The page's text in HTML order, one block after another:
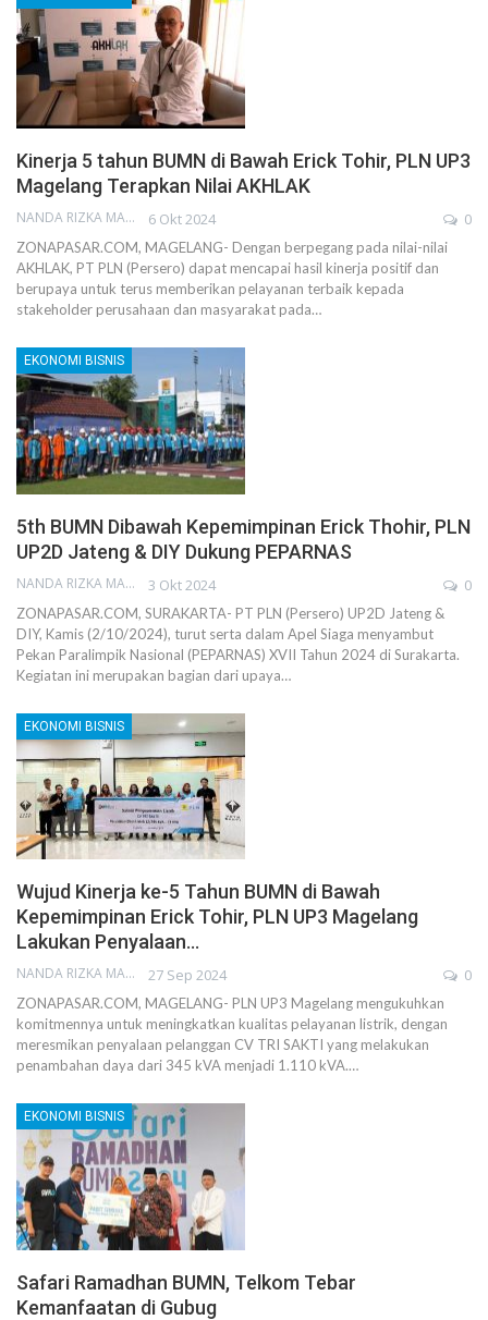
Kinerja 5 tahun BUMN di Bawah Erick Tohir, PLN UP3
Magelang Terapkan Nilai AKHLAK
NANDA RIZKA MAHENDRA 6 Okt 2024 0
ZONAPASAR.COM, MAGELANG- Dengan berpegang pada nilai-nilai
AKHLAK, PT PLN (Persero) dapat mencapai hasil kinerja positif dan
berupaya untuk terus memberikan pelayanan terbaik kepada
stakeholder perusahaan dan masyarakat pada…
EKONOMI BISNIS
5th BUMN Dibawah Kepemimpinan Erick Thohir, PLN
UP2D Jateng & DIY Dukung PEPARNAS
NANDA RIZKA MAHENDRA 3 Okt 2024 0
ZONAPASAR.COM, SURAKARTA- PT PLN (Persero) UP2D Jateng &
DIY, Kamis (2/10/2024), turut serta dalam Apel Siaga menyambut
Pekan Paralimpik Nasional (PEPARNAS) XVII Tahun 2024 di Surakarta.
Kegiatan ini merupakan bagian dari upaya…
EKONOMI BISNIS
Wujud Kinerja ke-5 Tahun BUMN di Bawah
Kepemimpinan Erick Tohir, PLN UP3 Magelang
Lakukan Penyalaan…
NANDA RIZKA MAHENDRA 27 Sep 2024 0
ZONAPASAR.COM, MAGELANG- PLN UP3 Magelang mengukuhkan
komitmennya untuk meningkatkan kualitas pelayanan listrik, dengan
meresmikan penyalaan pelanggan CV TRI SAKTI yang melakukan
penambahan daya dari 345 kVA menjadi 1.110 kVA.…
EKONOMI BISNIS
Safari Ramadhan BUMN, Telkom Tebar
Kemanfaatan di Gubug